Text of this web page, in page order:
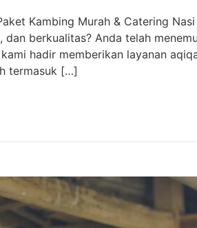
Kambing Murah & Catering
dan berkualitas? Anda telah
hadir memberikan layanan
termasuk […]